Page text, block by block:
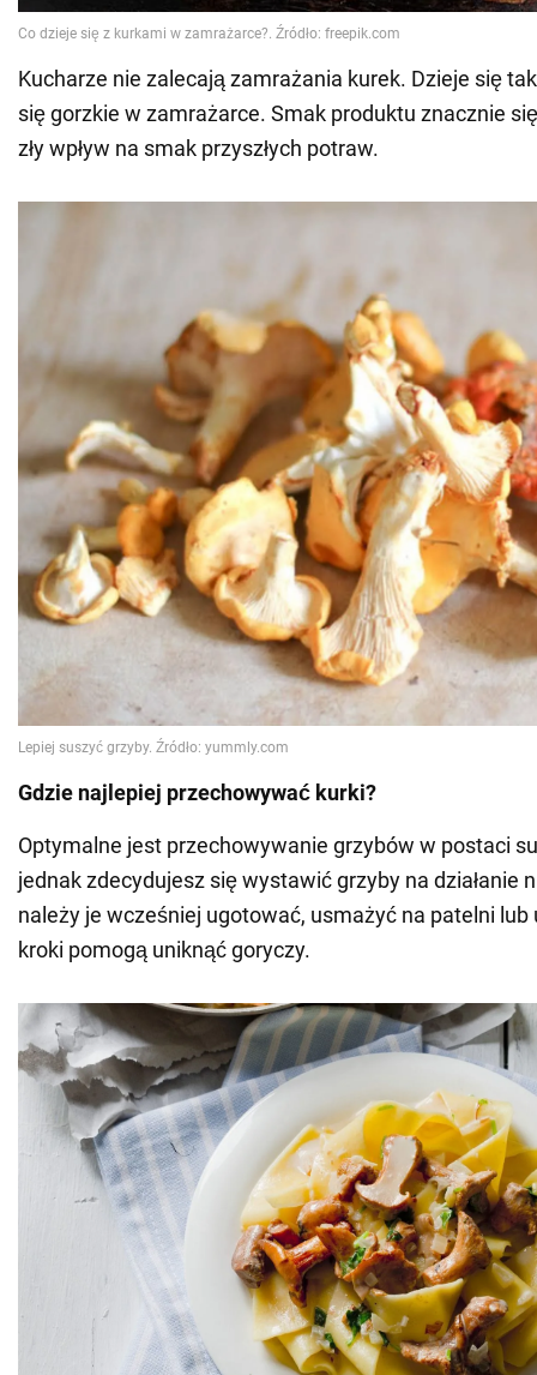
Kucharze nie zalecają zamrażania kurek. Dzieje się
się gorzkie w zamrażarce. Smak produktu znacznie
zły wpływ na smak przyszłych potraw.
Gdzie najlepiej przechowywać kurki?
Optymalne jest przechowywanie grzybów w postaci
jednak zdecydujesz się wystawić grzyby na działanie
należy je wcześniej ugotować, usmażyć na patelni lub
kroki pomogą uniknąć goryczy.